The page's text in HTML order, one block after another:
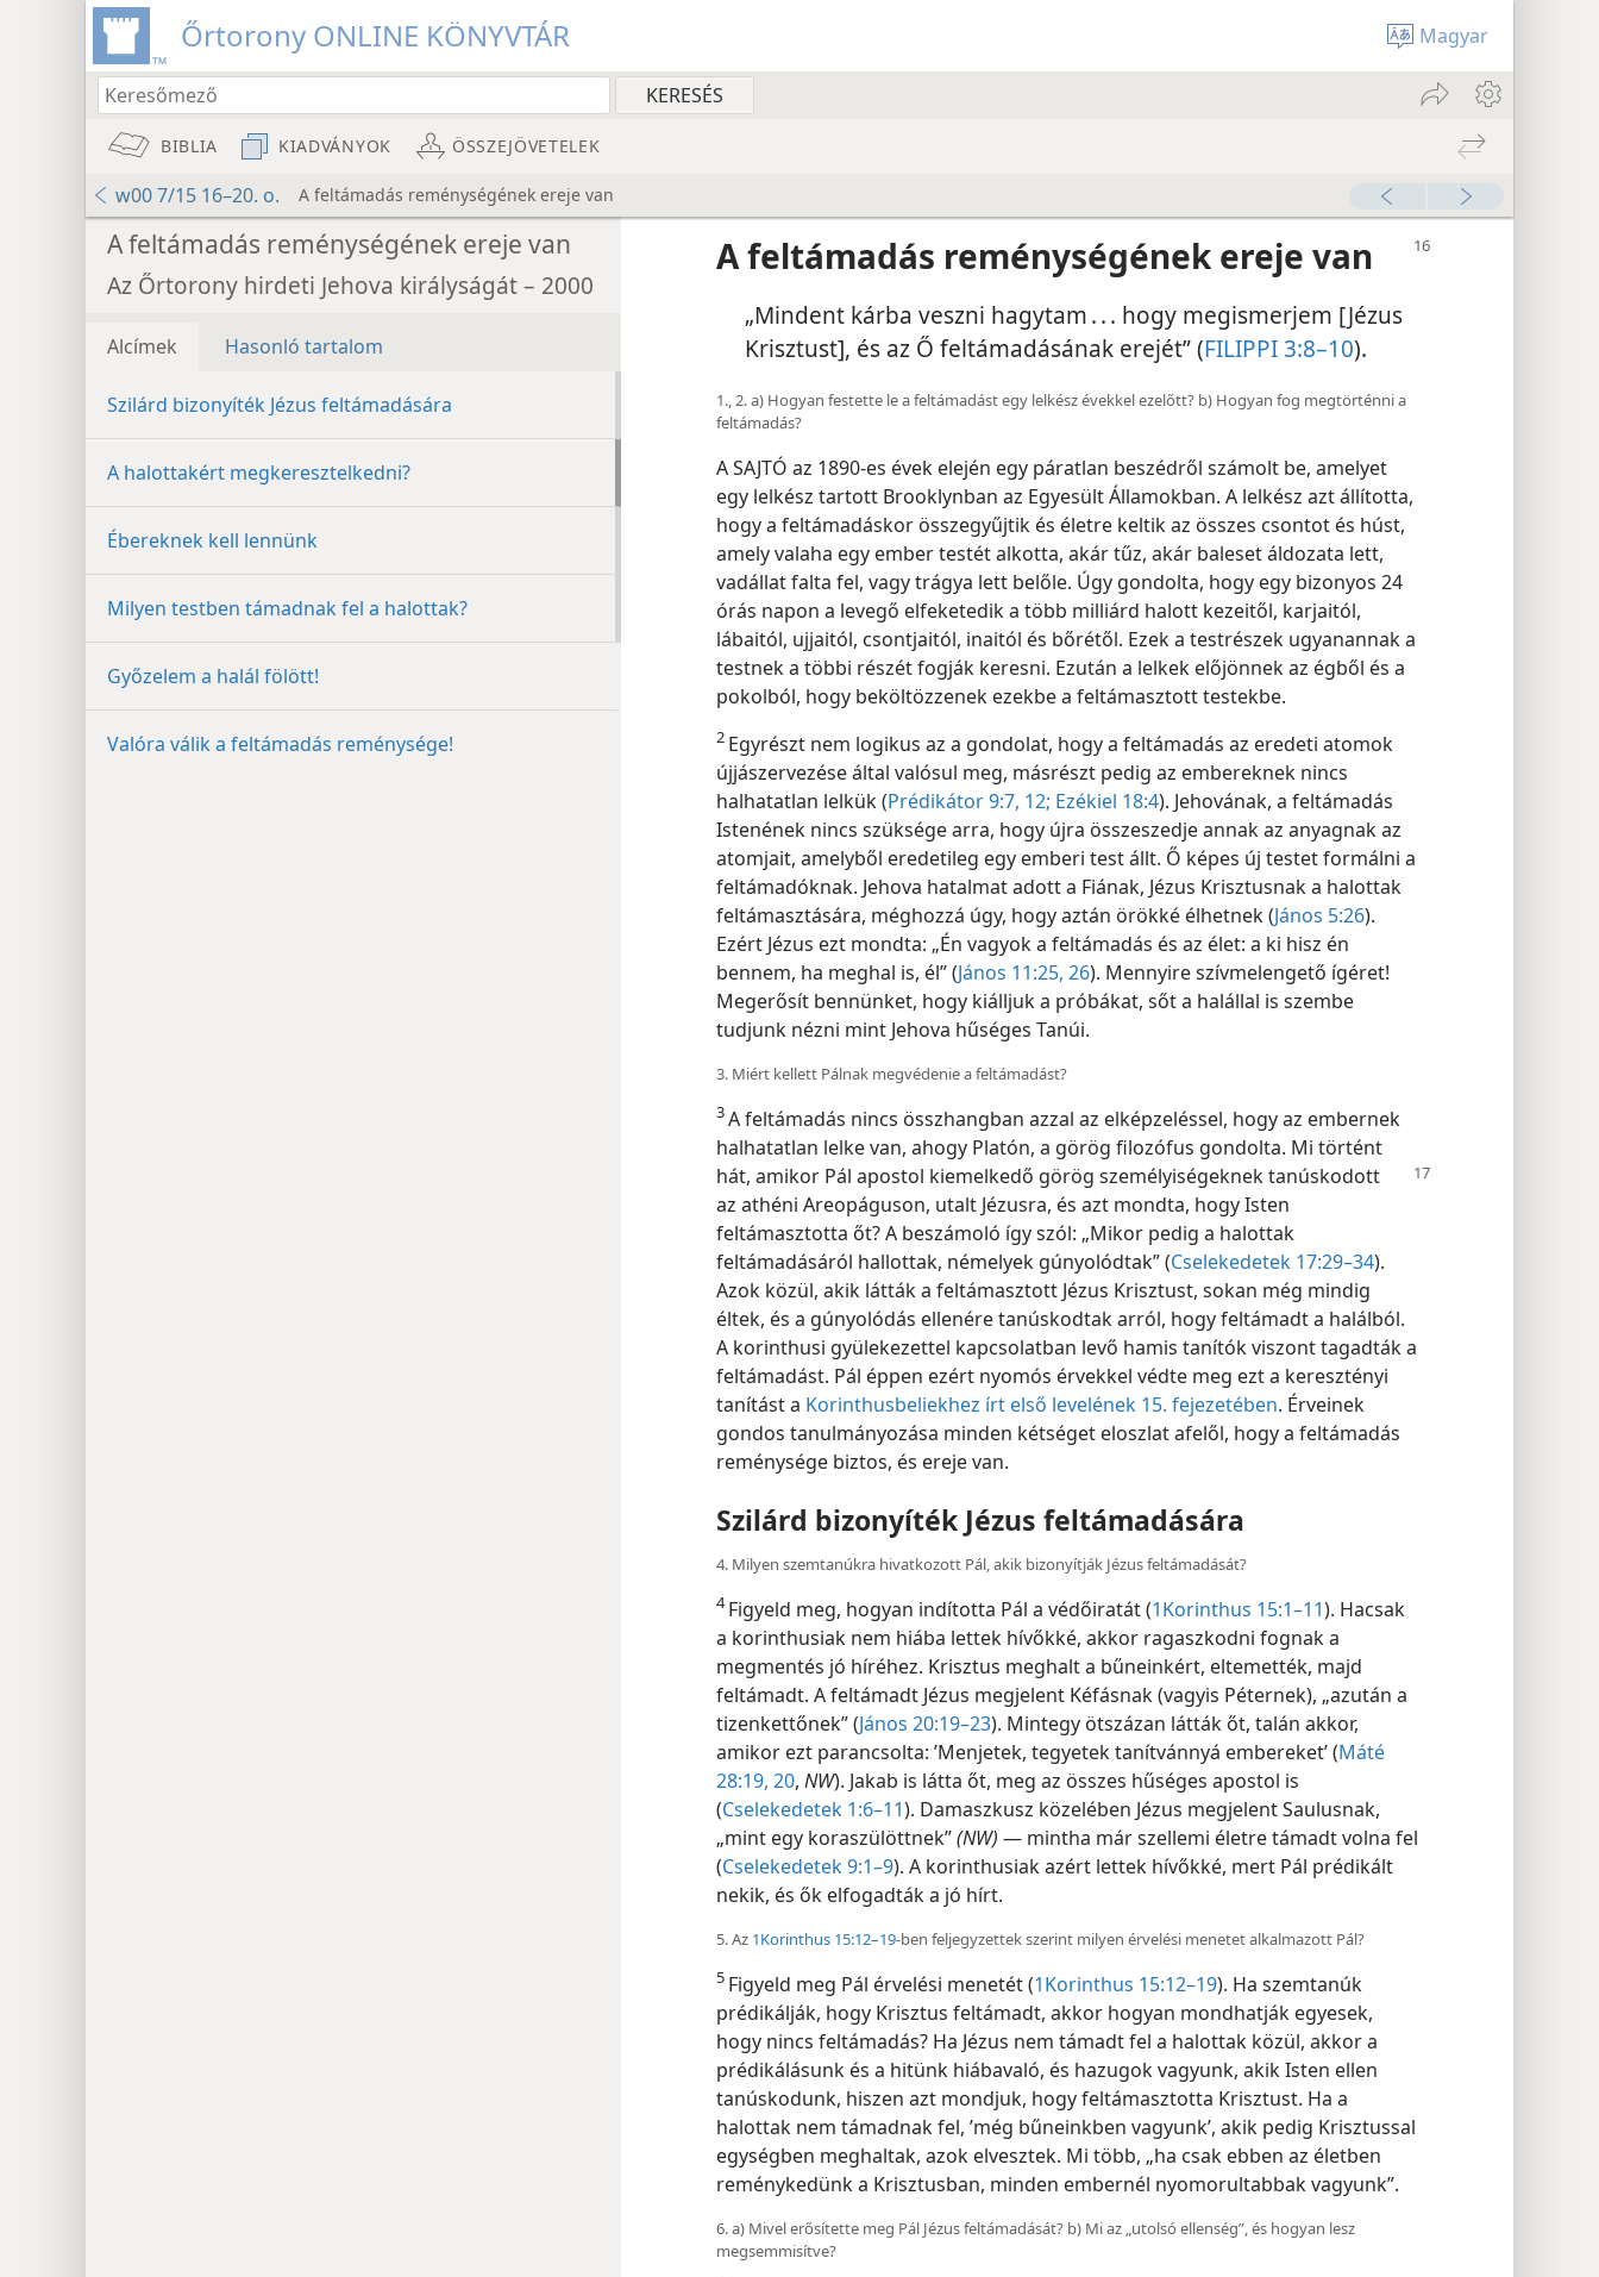
Őrtorony ONLINE KÖNYVTÁR Magyar
BIBLIA KIADVÁNYOK ÖSSZEJÖVETELEK
w00 7/15 16–20. o. A feltámadás reménységének ereje van
A feltámadás reménységének ereje van
Az Őrtorony hirdeti Jehova királyságát – 2000
Alcímek Hasonló tartalom
Szilárd bizonyíték Jézus feltámadására
A halottakért megkeresztelkedni?
Ébereknek kell lennünk
Milyen testben támadnak fel a halottak?
Győzelem a halál fölött!
Valóra válik a feltámadás reménysége!
A feltámadás reménységének ereje van
„Mindent kárba veszni hagytam . . . hogy megismerjem [Jézus
Krisztust], és az Ő feltámadásának erejét” (FILIPPI 3:8–10).
1., 2. a) Hogyan festette le a feltámadást egy lelkész évekkel ezelőtt? b) Hogyan fog megtörténni a
feltámadás?
A SAJTÓ az 1890-es évek elején egy páratlan beszédről számolt be, amelyet
egy lelkész tartott Brooklynban az Egyesült Államokban. A lelkész azt állította,
hogy a feltámadáskor összegyűjtik és életre keltik az összes csontot és húst,
amely valaha egy ember testét alkotta, akár tűz, akár baleset áldozata lett,
vadállat falta fel, vagy trágya lett belőle. Úgy gondolta, hogy egy bizonyos 24
órás napon a levegő elfeketedik a több milliárd halott kezeitől, karjaitól,
lábaitól, ujjaitól, csontjaitól, inaitól és bőrétől. Ezek a testrészek ugyanannak a
testnek a többi részét fogják keresni. Ezután a lelkek előjönnek az égből és a
pokolból, hogy beköltözzenek ezekbe a feltámasztott testekbe.
2 Egyrészt nem logikus az a gondolat, hogy a feltámadás az eredeti atomok
újjászervezése által valósul meg, másrészt pedig az embereknek nincs
halhatatlan lelkük (Prédikátor 9:7, 12; Ezékiel 18:4). Jehovának, a feltámadás
Istenének nincs szüksége arra, hogy újra összeszedje annak az anyagnak az
atomjait, amelyből eredetileg egy emberi test állt. Ő képes új testet formálni a
feltámadóknak. Jehova hatalmat adott a Fiának, Jézus Krisztusnak a halottak
feltámasztására, méghozzá úgy, hogy aztán örökké élhetnek (János 5:26).
Ezért Jézus ezt mondta: „Én vagyok a feltámadás és az élet: a ki hisz én
bennem, ha meghal is, él” (János 11:25, 26). Mennyire szívmelengető ígéret!
Megerősít bennünket, hogy kiálljuk a próbákat, sőt a halállal is szembe
tudjunk nézni mint Jehova hűséges Tanúi.
3. Miért kellett Pálnak megvédenie a feltámadást?
3A feltámadás nincs összhangban azzal az elképzeléssel, hogy az embernek
halhatatlan lelke van, ahogy Platón, a görög filozófus gondolta. Mi történt
hát, amikor Pál apostol kiemelkedő görög személyiségeknek tanúskodott
az athéni Areopáguson, utalt Jézusra, és azt mondta, hogy Isten
feltámasztotta őt? A beszámoló így szól: „Mikor pedig a halottak
feltámadásáról hallottak, némelyek gúnyolódtak” (Cselekedetek 17:29–34).
Azok közül, akik látták a feltámasztott Jézus Krisztust, sokan még mindig
éltek, és a gúnyolódás ellenére tanúskodtak arról, hogy feltámadt a halálból.
A korinthusi gyülekezettel kapcsolatban levő hamis tanítók viszont tagadták a
feltámadást. Pál éppen ezért nyomós érvekkel védte meg ezt a keresztényi
tanítást a Korinthusbeliekhez írt első levelének 15. fejezetében. Érveinek
gondos tanulmányozása minden kétséget eloszlat afelől, hogy a feltámadás
reménysége biztos, és ereje van.
Szilárd bizonyíték Jézus feltámadására
4. Milyen szemtanúkra hivatkozott Pál, akik bizonyítják Jézus feltámadását?
4Figyeld meg, hogyan indította Pál a védőiratát (1Korinthus 15:1–11). Hacsak
a korinthusiak nem hiába lettek hívőkké, akkor ragaszkodni fognak a
megmentés jó híréhez. Krisztus meghalt a bűneinkért, eltemették, majd
feltámadt. A feltámadt Jézus megjelent Kéfásnak (vagyis Péternek), „azután a
tizenkettőnek” (János 20:19–23). Mintegy ötszázan látták őt, talán akkor,
amikor ezt parancsolta: ’Menjetek, tegyetek tanítvánnyá embereket’ (Máté
28:19, 20, NW). Jakab is látta őt, meg az összes hűséges apostol is
(Cselekedetek 1:6–11). Damaszkusz közelében Jézus megjelent Saulusnak,
„mint egy koraszülöttnek”(NW) — mintha már szellemi életre támadt volna fel
(Cselekedetek 9:1–9). A korinthusiak azért lettek hívőkké, mert Pál prédikált
nekik, és ők elfogadták a jó hírt.
5. Az 1Korinthus 15:12–19-ben feljegyzettek szerint milyen érvelési menetet alkalmazott Pál?
5 Figyeld meg Pál érvelési menetét (1Korinthus 15:12–19). Ha szemtanúk
prédikálják, hogy Krisztus feltámadt, akkor hogyan mondhatják egyesek,
hogy nincs feltámadás? Ha Jézus nem támadt fel a halottak közül, akkor a
prédikálásunk és a hitünk hiábavaló, és hazugok vagyunk, akik Isten ellen
tanúskodunk, hiszen azt mondjuk, hogy feltámasztotta Krisztust. Ha a
halottak nem támadnak fel, ’még bűneinkben vagyunk’, akik pedig Krisztussal
egységben meghaltak, azok elvesztek. Mi több, „ha csak ebben az életben
reménykedünk a Krisztusban, minden embernél nyomorultabbak vagyunk”.
6. a) Mivel erősítette meg Pál Jézus feltámadását? b) Mi az „utolsó ellenség”, és hogyan lesz
megsemmisítve?